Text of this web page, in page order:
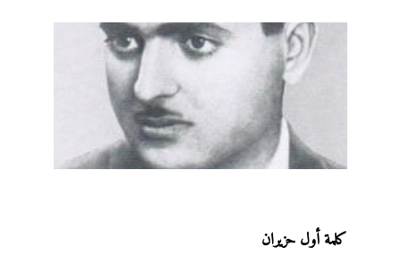
كلمة أول حزيران